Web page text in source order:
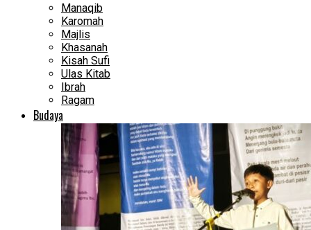
Manaqib
Karomah
Majlis
Khasanah
Kisah Sufi
Ulas Kitab
Ibrah
Ragam
Budaya